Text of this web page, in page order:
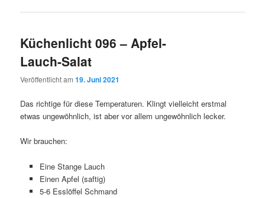
Küchenlicht 096 – Apfel-
Lauch-Salat
Veröffentlicht am19. Juni 2021
Das richtige für diese Temperaturen. Klingt vielleicht erstmal
etwas ungewöhnlich, ist aber vor allem ungewöhnlich lecker.
Wir brauchen:
Eine Stange Lauch
Einen Apfel (saftig)
5-6 Esslöffel Schmand